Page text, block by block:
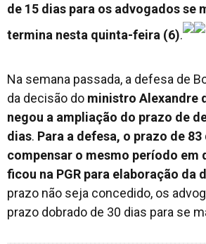
de 15 dias para os advogados se
termina nesta quinta-feira (6).
Na semana passada, a defesa de
da decisão do ministro Alexandre
negou a ampliação do prazo de
dias. Para a defesa, o prazo de 83
compensar o mesmo período em
ficou na PGR para elaboração da
prazo não seja concedido, os
prazo dobrado de 30 dias para se